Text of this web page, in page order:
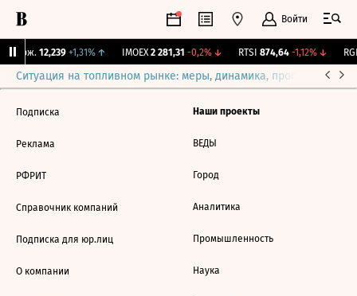
Войти
Бирж. 12,239 +1,31%↑ IMOEX 2 281,31 -0,2%↓ RTSI 874,64 -1,12%↓
Ситуация на топливном рынке: меры, динамика, прогнозы
Подписка
Реклама
РФРИТ
Справочник компаний
Подписка для юр.лиц
О компании
Наши проекты
ВЕДЫ
Город
Аналитика
Промышленность
Наука